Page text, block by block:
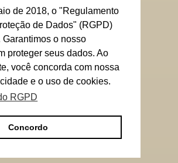
de 2018, o "Regulamento
de Dados" (RGPD)
Garantimos o nosso
proteger seus dados. Ao
você concorda com nossa
e o uso de cookies.
RGPD
Concordo